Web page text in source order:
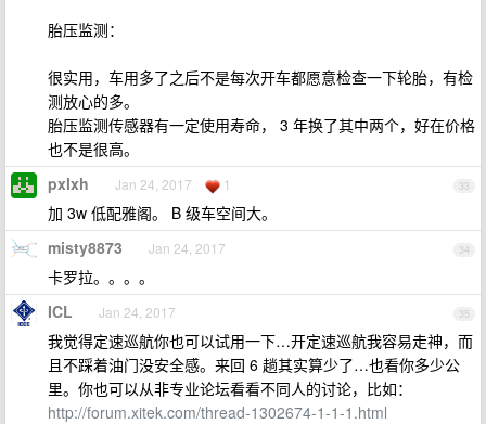
胎压监测：
很实用，车用多了之后不是每次开车都愿意检查一下轮胎，有检
测放心的多。
胎压监测传感器有一定使用寿命， 3 年换了其中两个，好在价格
也不是很高。
33
pxlxh Jan 24, 2017 1
加 3w 低配雅阁。 B 级车空间大。
34
misty8873 Jan 24, 2017
卡罗拉。。。。
35
ICL Jan 24, 2017
我觉得定速巡航你也可以试用一下…开定速巡航我容易走神，而
且不踩着油门没安全感。来回 6 趟其实算少了…也看你多少公
里。你也可以从非专业论坛看看不同人的讨论，比如：
http://forum.xitek.com/thread-1302674-1-1-1.html